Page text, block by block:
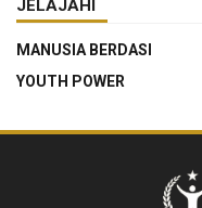
JELAJAHI
MANUSIA BERDASI
YOUTH POWER